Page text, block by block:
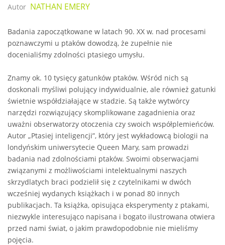
Autor NATHAN EMERY
Badania zapoczątkowane w latach 90. XX w. nad procesami
poznawczymi u ptaków dowodzą, że zupełnie nie
docenialiśmy zdolności ptasiego umysłu.
Znamy ok. 10 tysięcy gatunków ptaków. Wśród nich są
doskonali myśliwi polujący indywidualnie, ale również gatunki
świetnie współdziałające w stadzie. Są także wytwórcy
narzędzi rozwiązujący skomplikowane zagadnienia oraz
uważni obserwatorzy otoczenia czy swoich współplemieńców.
Autor „Ptasiej inteligencji”, który jest wykładowcą biologii na
londyńskim uniwersytecie Queen Mary, sam prowadzi
badania nad zdolnościami ptaków. Swoimi obserwacjami
związanymi z możliwościami intelektualnymi naszych
skrzydlatych braci podzielił się z czytelnikami w dwóch
wcześniej wydanych książkach i w ponad 80 innych
publikacjach. Ta książka, opisująca eksperymenty z ptakami,
niezwykle interesująco napisana i bogato ilustrowana otwiera
przed nami świat, o jakim prawdopodobnie nie mieliśmy
pojęcia.